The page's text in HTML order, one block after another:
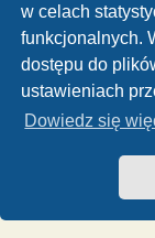
w celach
funkcjonalnych.
dostępu do
ustawieniach
Dowiedz się